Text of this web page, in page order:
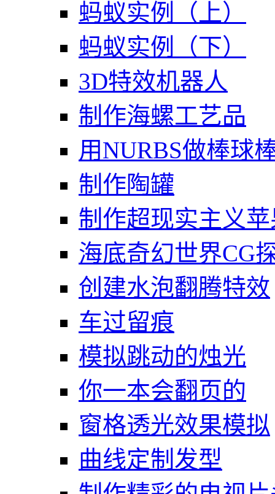
蚂蚁实例（上）
蚂蚁实例（下）
3D特效机器人
制作海螺工艺品
用NURBS做棒球
制作陶罐
制作超现实主义
海底奇幻世界CG
创建水泡翻腾特效
车过留痕
模拟跳动的烛光
你一本会翻页的
窗格透光效果模拟
曲线定制发型